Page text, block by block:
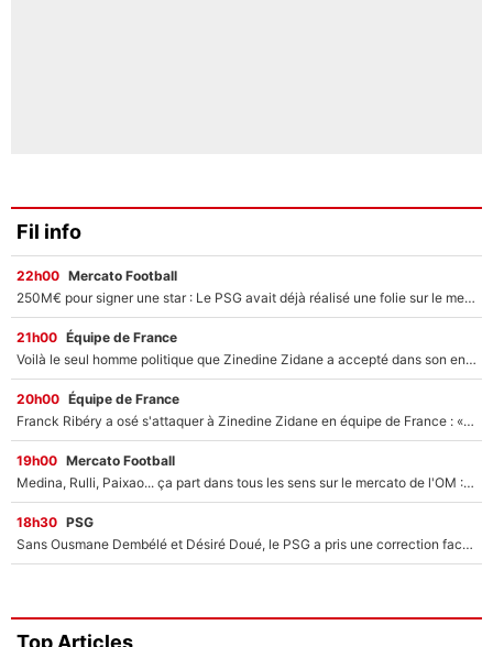
Fil info
22h00 Mercato Football
250M€ pour signer une star : Le PSG avait déjà réalisé une folie sur le mercato bien avant Neymar !
21h00 Équipe de France
Voilà le seul homme politique que Zinedine Zidane a accepté dans son entourage : «Je garde un très bon souvenir de lui»
20h00 Équipe de France
Franck Ribéry a osé s'attaquer à Zinedine Zidane en équipe de France : «Je n'aurais jamais fait ça»
19h00 Mercato Football
Medina, Rulli, Paixao... ça part dans tous les sens sur le mercato de l'OM : Frank McCourt va enfin récupérer l'argent qu'il attend ?
18h30 PSG
Sans Ousmane Dembélé et Désiré Doué, le PSG a pris une correction face à Majorque : Luis Enrique attend avec impatience des renforts !
Top Articles